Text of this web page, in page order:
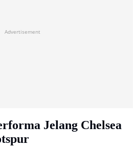
Advertisement
Jelang Chelsea